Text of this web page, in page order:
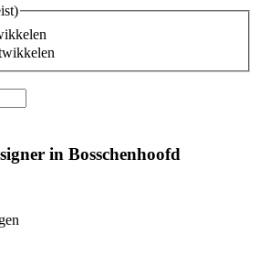
in Bosschenhoofd